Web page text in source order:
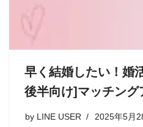
早く結婚したい！婚
後半向け]マッチング
by LINE USER 2025年5月